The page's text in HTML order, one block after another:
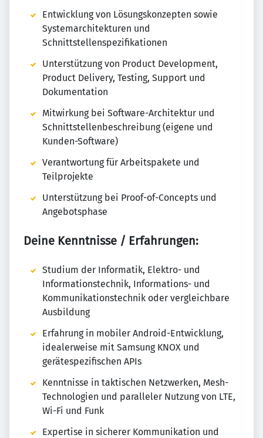
Entwicklung von Lösungskonzepten sowie
Systemarchitekturen und
Schnittstellenspezifikationen
Unterstützung von Product Development,
Product Delivery, Testing, Support und
Dokumentation
Mitwirkung bei Software-Architektur und
Schnittstellenbeschreibung (eigene und
Kunden-Software)
Verantwortung für Arbeitspakete und
Teilprojekte
Unterstützung bei Proof-of-Concepts und
Angebotsphase
Deine Kenntnisse / Erfahrungen:
Studium der Informatik, Elektro- und
Informationstechnik, Informations- und
Kommunikationstechnik oder vergleichbare
Ausbildung
Erfahrung in mobiler Android-Entwicklung,
idealerweise mit Samsung KNOX und
gerätespezifischen APIs
Kenntnisse in taktischen Netzwerken, Mesh-
Technologien und paralleler Nutzung von LTE,
Wi-Fi und Funk
Expertise in sicherer Kommunikation und